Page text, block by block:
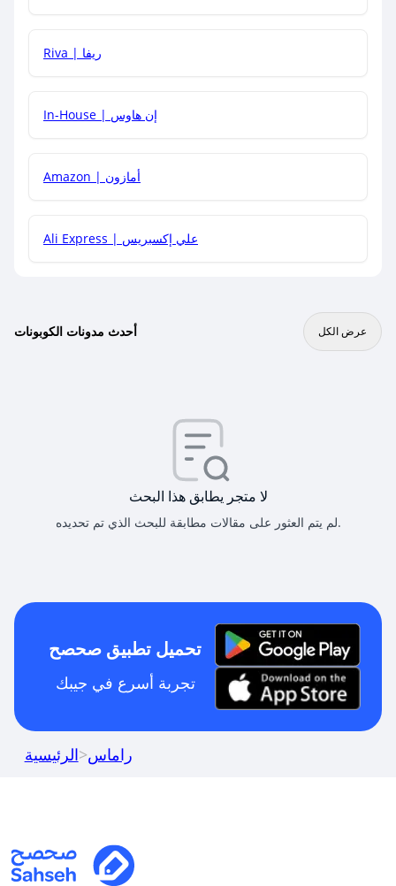
هل يمكنني جمع كود خصم مع العروض الأخرى؟
Riva | ريفا
In-House | إن هاوس
Amazon | أمازون
Ali Express | علي إكسبريس
أحدث مدونات الكوبونات عرض الكل
لا متجر يطابق هذا البحث
لم يتم العثور على مقالات مطابقة للبحث الذي تم تحديده.
تحميل تطبيق صحصح
تجربة أسرع في جيبك
الرئيسية>راماس